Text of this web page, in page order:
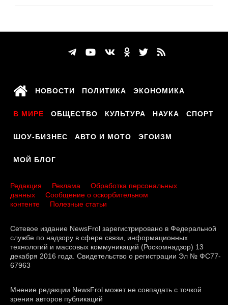
НОВОСТИ ПОЛИТИКА ЭКОНОМИКА
В МИРЕ ОБЩЕСТВО КУЛЬТУРА НАУКА СПОРТ
ШОУ-БИЗНЕС АВТО И МОТО ЭГОИЗМ
МОЙ БЛОГ
Редакция Реклама
Обработка персональных
данных
Сообщение о оскорбительном
контенте
Полезные статьи
Сетевое издание NewsFrol зарегистрировано в Федеральной
службе по надзору в сфере связи, информационных
технологий и массовых коммуникаций (Роскомнадзор) 13
декабря 2016 года. Свидетельство о регистрации Эл № ФС77-
67963
Мнение редакции NewsFrol может не совпадать с точкой
зрения авторов публикаций